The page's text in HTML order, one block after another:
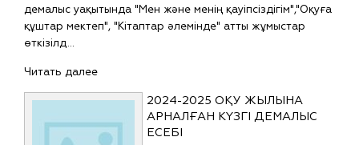
демалыс уақытында "Мен және менің қауіпсіздігім","Оқуға
құштар мектеп", "Кітаптар әлемінде" атты жұмыстар
өткізілд…
Читать далее
2024-2025 ОҚУ ЖЫЛЫНА
АРНАЛҒАН КҮЗГІ ДЕМАЛЫС
ЕСЕБІ